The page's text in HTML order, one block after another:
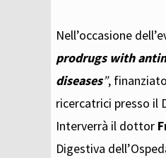
Nell’occasione
prodrugs with
diseases”,
ricercatrici presso il
Interverrà il dottor
Digestiva